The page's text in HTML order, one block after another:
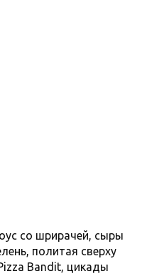
со шрирачей, сыры
политая сверху
Bandit, цикады